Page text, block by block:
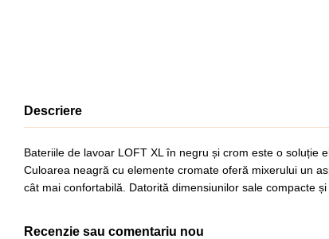
Descriere
Bateriile de lavoar LOFT XL în negru și crom este o soluție
Culoarea neagră cu elemente cromate oferă mixerului un
cât mai confortabilă. Datorită dimensiunilor sale compacte
Recenzie sau comentariu nou